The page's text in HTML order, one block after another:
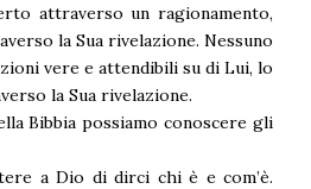
attraverso un ragionamento,
la Sua rivelazione. Nessuno
vere e attendibili su di Lui, lo
la Sua rivelazione.
Bibbia possiamo conoscere gli
a Dio di dirci chi è e com’è.